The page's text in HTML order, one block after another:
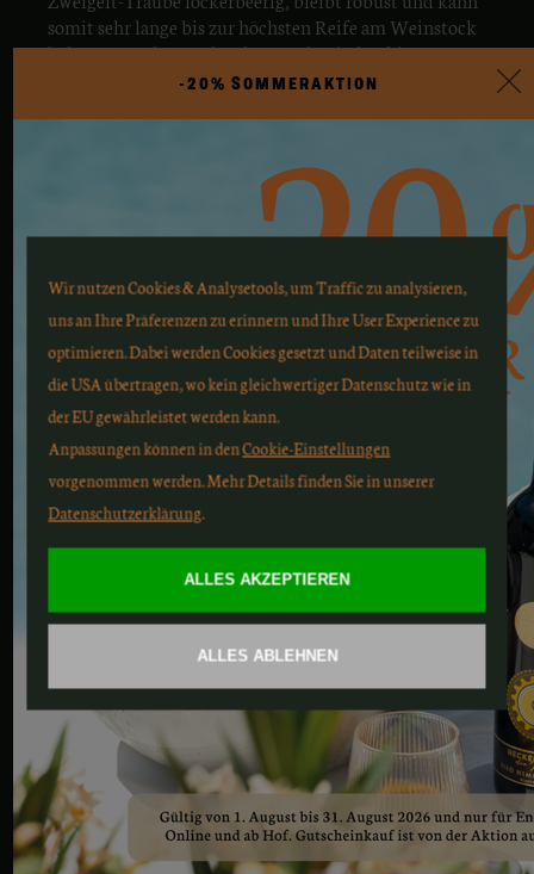
somit sehr lange bis zur höchsten Reife am Weinstock
belassen werden. Dadurch entsteht ein kräftiger,
vollmundiger Wein mit eigenständigem Charakter.
Ein kräftiger, vollmundiger Wein mit
Alk.: 14,5% vol.; Restzucker: 1,4 g/l; Säure: 5,2 g/l
Passt perfekt zu herzhaften Nudelgerichten,
Rind und Wild
Bitte Jahrgang wählen:
- + in den Warenkorb
-20% SOMMERAKTION